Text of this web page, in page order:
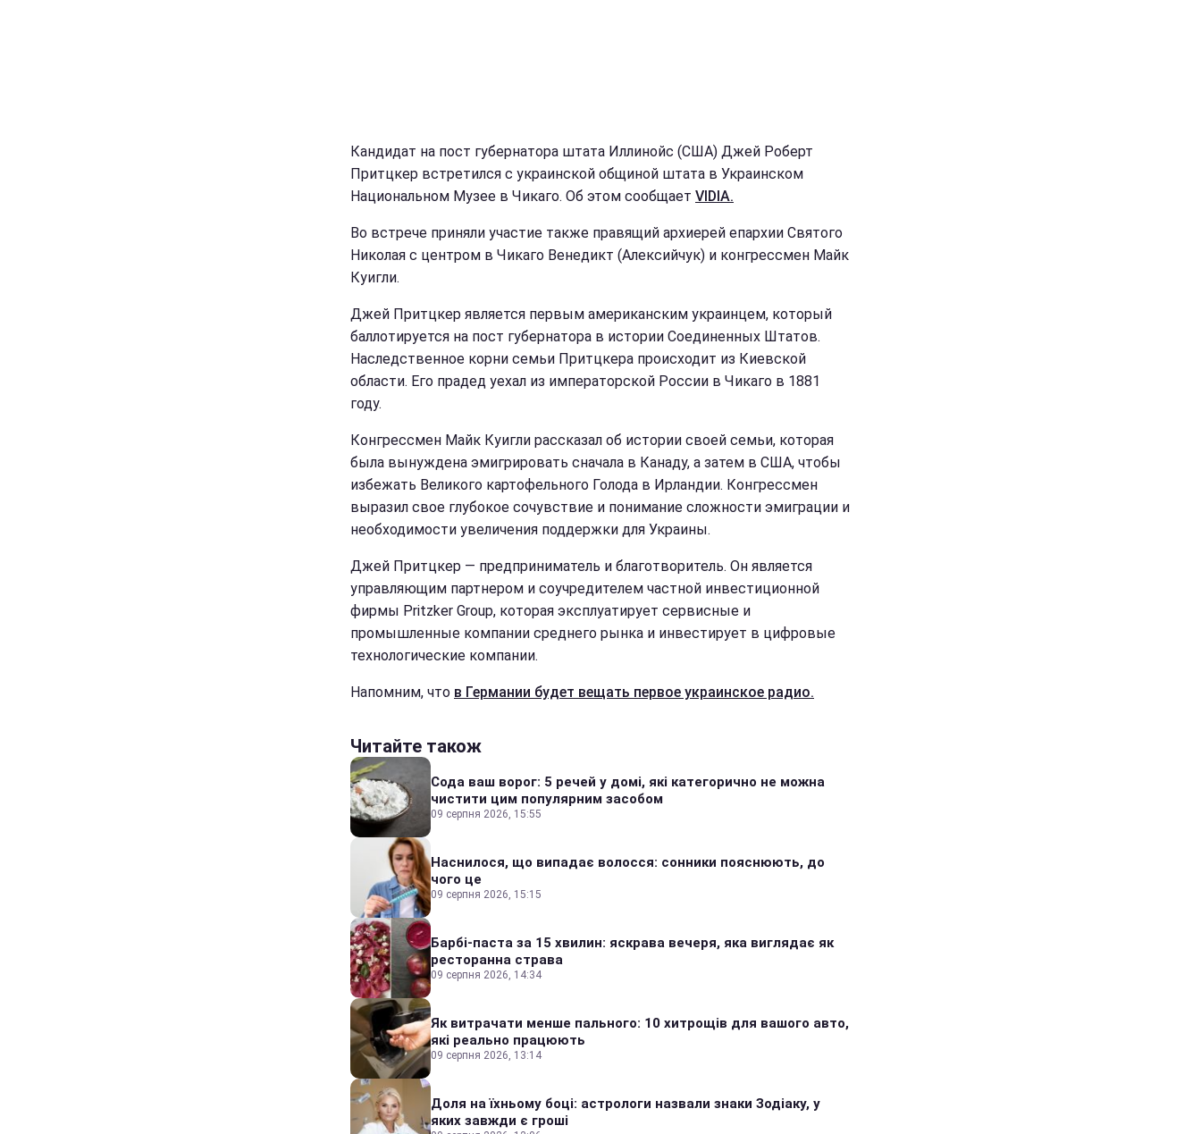
Кандидат на пост губернатора штата Иллинойс (США) Джей Роберт
Притцкер встретился с украинской общиной штата в Украинском
Национальном Музее в Чикаго. Об этом сообщает VIDIA.
Во встрече приняли участие также правящий архиерей епархии Святого
Николая с центром в Чикаго Венедикт (Алексийчук) и конгрессмен Майк
Куигли.
Джей Притцкер является первым американским украинцем, который
баллотируется на пост губернатора в истории Соединенных Штатов.
Наследственное корни семьи Притцкера происходит из Киевской
области. Его прадед уехал из императорской России в Чикаго в 1881
году.
Конгрессмен Майк Куигли рассказал об истории своей семьи, которая
была вынуждена эмигрировать сначала в Канаду, а затем в США, чтобы
избежать Великого картофельного Голода в Ирландии. Конгрессмен
выразил свое глубокое сочувствие и понимание сложности эмиграции и
необходимости увеличения поддержки для Украины.
Джей Притцкер — предприниматель и благотворитель. Он является
управляющим партнером и соучредителем частной инвестиционной
фирмы Pritzker Group, которая эксплуатирует сервисные и
промышленные компании среднего рынка и инвестирует в цифровые
технологические компании.
Напомним, что в Германии будет вещать первое украинское радио.
Читайте також
Сода ваш ворог: 5 речей у домі, які категорично не можна
чистити цим популярним засобом
09 серпня 2026, 15:55
Наснилося, що випадає волосся: сонники пояснюють, до
чого це
09 серпня 2026, 15:15
Барбі-паста за 15 хвилин: яскрава вечеря, яка виглядає як
ресторанна страва
09 серпня 2026, 14:34
Як витрачати менше пального: 10 хитрощів для вашого авто,
які реально працюють
09 серпня 2026, 13:14
Доля на їхньому боці: астрологи назвали знаки Зодіаку, у
яких завжди є гроші